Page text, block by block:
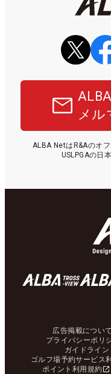
メル
ALBA NetはR&Aのオ
USLPGAの日
広告掲載について
プライバシーポリ
ガイドライン
ゴルフ場予約サービス
ポイント利用規約